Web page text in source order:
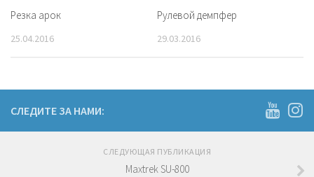
Резка арок
25.04.2016
Рулевой демпфер
29.03.2016
СЛЕДИТЕ ЗА НАМИ:
СЛЕДУЮЩАЯ ПУБЛИКАЦИЯ
Maxtrek SU-800